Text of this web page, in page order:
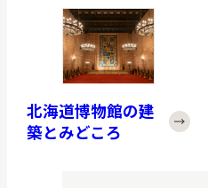
北海道博物館の建
築とみどころ